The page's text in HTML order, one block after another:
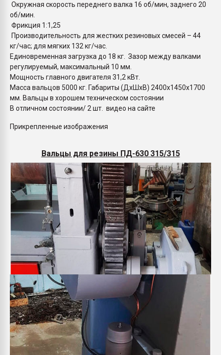
Окружная скорость переднего валка 16 об/мин, заднего 20
об/мин.
Фрикция 1:1,25
Производительность для жестких резиновых смесей – 44
кг/час; для мягких 132 кг/час.
Единовременная загрузка до 18 кг. Зазор между валками
регулируемый, максимальный 10 мм.
Мощность главного двигателя 31,2 кВт.
Масса вальцов 5000 кг. Габариты (ДхШхВ) 2400х1450х1700
мм. Вальцы в хорошем техническом состоянии
В отличном состоянии/ 2 шт. видео на сайте
Прикрепленные изображения
Вальцы для резины ПД-630 315/315